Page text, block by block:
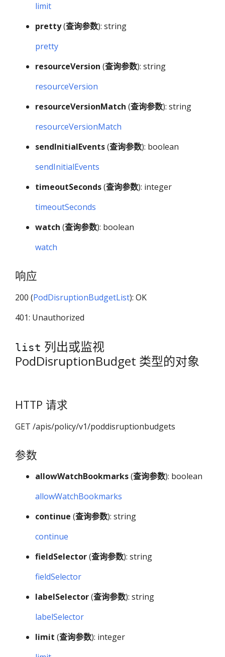
limit
pretty(查询参数): string
pretty
resourceVersion (查询参数): string
resourceVersion
resourceVersionMatch (查询参数): string
resourceVersionMatch
sendInitialEvents(查询参数): boolean
sendInitialEvents
timeoutSeconds(查询参数): integer
timeoutSeconds
watch (查询参数): boolean
watch
响应
200 (PodDisruptionBudgetList): OK
401: Unauthorized
list 列出或监视
PodDisruptionBudget 类型的对象
HTTP 请求
GET /apis/policy/v1/poddisruptionbudgets
参数
allowWatchBookmarks(查询参数): boolean
allowWatchBookmarks
continue (查询参数): string
continue
fieldSelector(查询参数): string
fieldSelector
labelSelector(查询参数): string
labelSelector
limit (查询参数): integer